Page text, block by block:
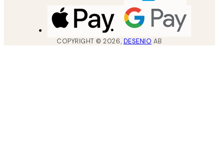
COPYRIGHT ©2026, DESENIO AB